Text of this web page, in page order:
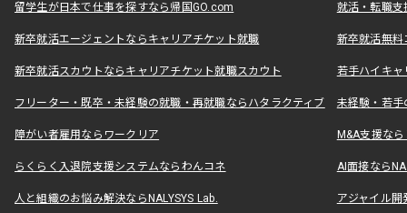
留学生が日本で仕事を探すなら帰国GO.com 就活・転職
新卒就活エージェントならキャリアチケット就職 新卒就活無料
新卒就活スカウトならキャリアチケット就職スカウト 若手ハイキ
フリーター・既卒・未経験の就職・再就職ならハタラクティブ 未経験・若手
障がい者雇用ならワークリア M&A支援な
らくらく入退院支援システムならわんコネ AI面接なら
人と組織のお悩み解決ならNALYSYS Lab. アジャイル